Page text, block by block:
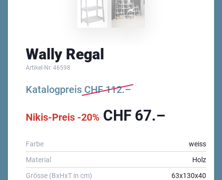
Wally Regal
Artikel-Nr. 46598
Katalogpreis CHF112.–
Nikis-Preis -20% CHF 67.–
Farbe
weiss
Material
Holz
Grösse (BxHxT in cm)
63x130x40